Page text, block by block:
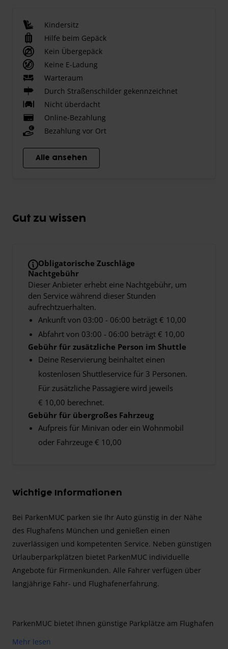
Kindersitz
Hilfe beim Gepäck
Kein Übergepäck
Keine E-Ladung
Warteraum
Durch Straßenschilder gekennzeichnet
Nicht überdacht
Online-Bezahlung
Bezahlung vor Ort
Alle ansehen
Gut zu wissen
Obligatorische Zuschläge
Nachtgebühr
Dieser Anbieter erhebt eine Nachtgebühr, um
den Service während dieser Stunden
aufrechtzuerhalten.
Ankunft von 03:00 - 06:00 beträgt € 10,00
Abfahrt von 03:00 - 06:00 beträgt € 10,00
Gebühr für zusätzliche Person im Shuttle
Deine Reservierung beinhaltet einen
kostenlosen Shuttleservice für 3 Personen.
Für zusätzliche Passagiere wird jeweils
€ 10,00 berechnet.
Gebühr für übergroßes Fahrzeug
Aufpreis für Minivan oder ein Wohnmobil
oder Fahrzeuge € 10,00
Wichtige Informationen
Bei ParkenMUC parken sie Ihr Auto günstig in der Nähe
des Flughafens München und genießen einen
zuverlässigen und kompetenten Service. Neben günstigen
Urlauberparkplätzen bietet ParkenMUC individuelle
Angebote für Firmenkunden. Alle Fahrer verfügen über
langjährige Fahr- und Flughafenerfahrung.
ParkenMUC bietet Ihnen günstige Parkplätze am Flughafen
Mehr lesen